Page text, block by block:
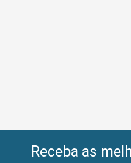
Receba as